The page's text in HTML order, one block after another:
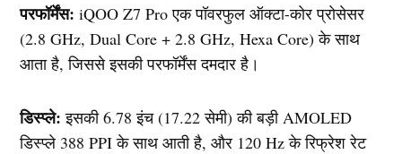
परफॉर्मेंस: iQOO Z7 Pro एक पॉवरफुल ऑक्टा-कोर प्रोसेसर
(2.8 GHz, Dual Core + 2.8 GHz, Hexa Core) के साथ
आता है, जिससे इसकी परफॉर्मेंस दमदार है।
डिस्प्ले: इसकी 6.78 इंच (17.22 सेमी) की बड़ी AMOLED
डिस्प्ले 388 PPI के साथ आती है, और 120 Hz के रिफ्रेश रेट